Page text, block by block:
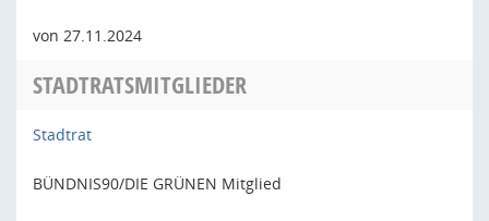
von 27.11.2024
STADTRATSMITGLIEDER
Stadtrat
BÜNDNIS90/DIE GRÜNEN Mitglied